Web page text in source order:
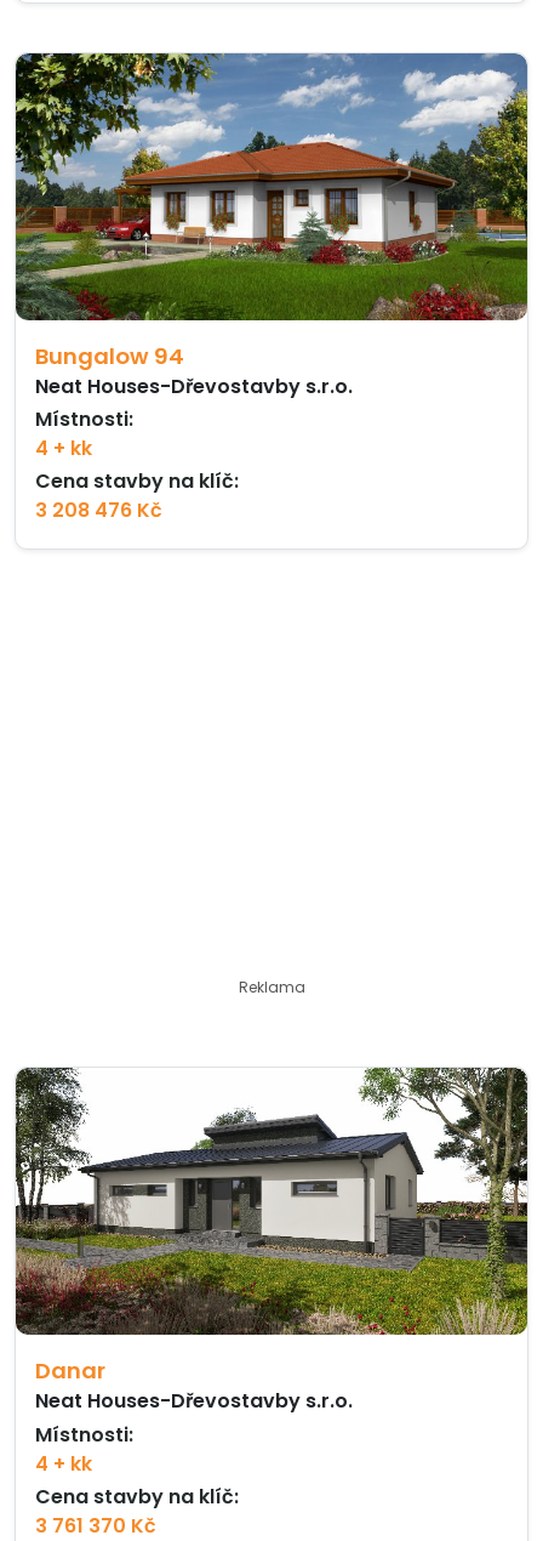
Bungalow 94
Neat Houses-Dřevostavby s.r.o.
Místnosti:
4 + kk
Cena stavby na klíč:
3 208 476 Kč
Reklama
Danar
Neat Houses-Dřevostavby s.r.o.
Místnosti:
4 + kk
Cena stavby na klíč:
3 761 370 Kč